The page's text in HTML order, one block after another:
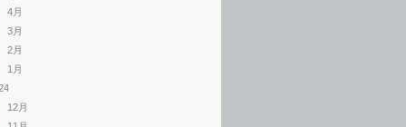
4月
3月
2月
1月
12月